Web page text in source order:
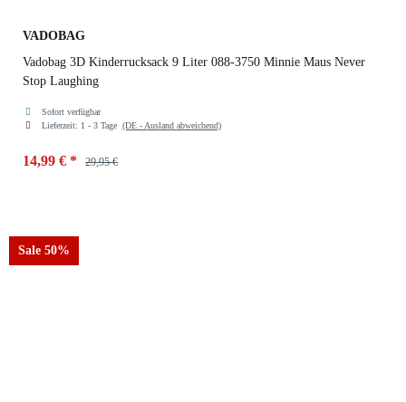
VADOBAG
Vadobag 3D Kinderrucksack 9 Liter 088-3750 Minnie Maus Never
Stop Laughing
Sofort verfügbar
Lieferzeit: 1 - 3 Tage (DE - Ausland abweichend)
14,99 € * 29,95 €
Sale 50%